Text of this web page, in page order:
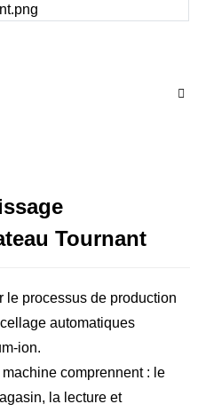
Tournant
le processus de production
automatiques
ion.
comprennent : le
la lecture et